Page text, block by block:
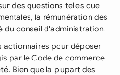
des questions telles que
la rémunération des
du conseil d'administration.
actionnaires pour déposer
par le Code de commerce
Bien que la plupart des